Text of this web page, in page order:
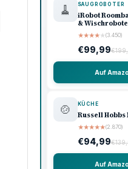
🧹 SAUGROBOTER
iRobot
&
★★★★★(3.450)
€99,99
Auf
🍲 KÜCHE
Russell Hobbs
★★★★★(2.870)
€94,99
Auf